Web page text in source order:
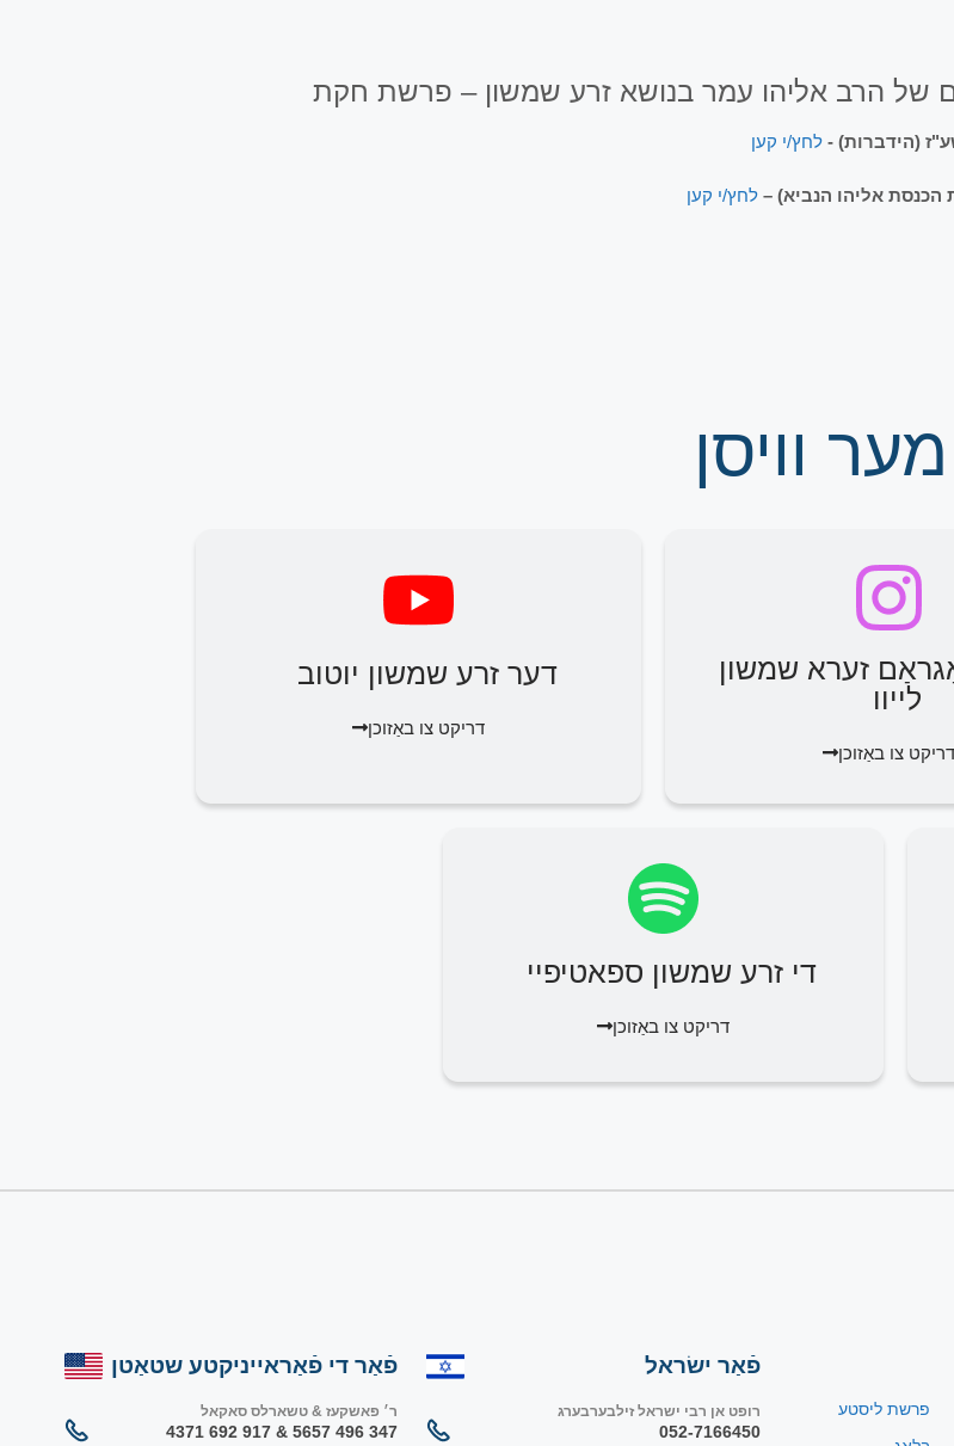
של הרב אליהו עמר בנושא זרע שמשון – פרשת חקת
(הידברות) - לחץ/י קען
הכנסת אליהו הנביא) – לחץ/י קען
וויסן
זערא שמשון
לייוו
דריקט צו באַזוכן
דער זרע שמשון יוטוב
דריקט צו באַזוכן
די זרע שמשון ספאטיפיי
דריקט צו באַזוכן
פרשת ליסטע
פֿאַר ישׂראל
רופט אן רבי ישראל זילבערבערג
052-7166450
פֿאַר די פֿאַראייניקטע שטאַטן
ר׳ פאשקעז & טשארלס סאקאל
347 496 5657 & 917 692 4371